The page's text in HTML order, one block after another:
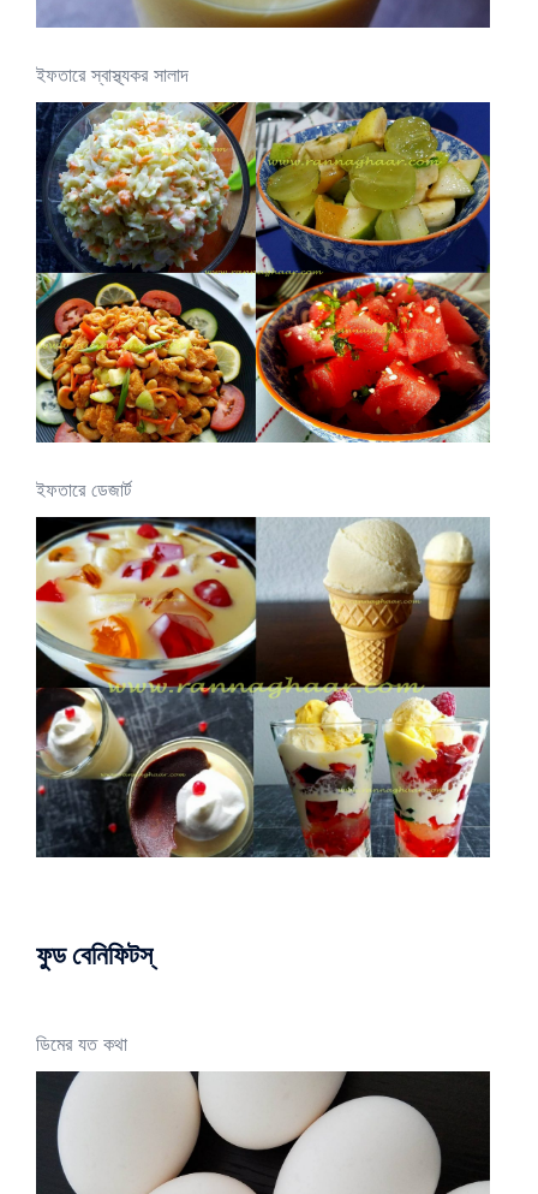
ইফতারে স্বাস্থ্যকর সালাদ
ইফতারে ডেজার্ট
ফুড বেনিফিটস্
ডিমের যত কথা